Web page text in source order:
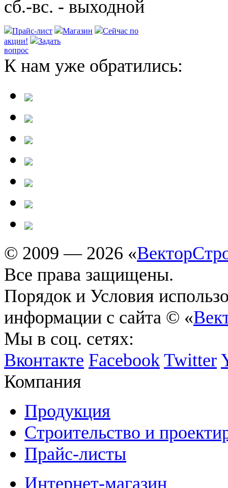
сб.-вс. - выходной
Прайс-лист Магазин
Сейчас по
акции!
Задать
вопрос
К нам уже обратились:
© 2009 — 2026 «
Все права защищены.
Порядок и Условия
информации с сайта © «
Мы в соц. сетях:
Вконтакте Facebook Twitter
Компания
Продукция
Строительство и
Прайс-листы
Интернет-магазин